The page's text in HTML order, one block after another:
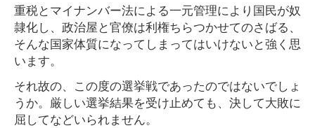
重税とマイナンバー法による一元管理により国民が奴
隷化し、政治屋と官僚は利権ちらつかせてのさばる、
そんな国家体質になってしまってはいけないと強く思
います。
それ故の、この度の選挙戦であったのではないでしょ
うか。厳しい選挙結果を受け止めても、決して大敗に
屈してなどいられません。